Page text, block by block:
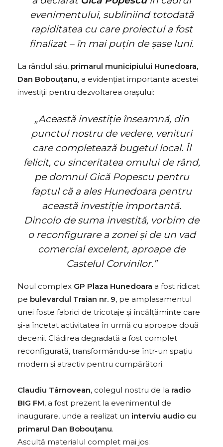
evenimentului, subliniind totodată
rapiditatea cu care proiectul a fost
finalizat – în mai puțin de șase luni.
La rândul său, primarul municipiului Hunedoara,
Dan Bobouțanu, a evidențiat importanța acestei
investiții pentru dezvoltarea orașului:
„Această investiție înseamnă, din
punctul nostru de vedere, venituri
care completează bugetul local. Îl
felicit, cu sinceritatea omului de rând,
pe domnul Gică Popescu pentru
faptul că a ales Hunedoara pentru
această investiție importantă.
Dincolo de suma investită, vorbim de
o reconfigurare a zonei și de un vad
comercial excelent, aproape de
Castelul Corvinilor.”
Noul complex GP Plaza Hunedoara a fost ridicat
pe bulevardul Traian nr. 9, pe amplasamentul
unei foste fabrici de tricotaje și încălțăminte care
și-a încetat activitatea în urmă cu aproape două
decenii. Clădirea degradată a fost complet
reconfigurată, transformându-se într-un spațiu
modern și atractiv pentru cumpărători.
Claudiu Târnovean, colegul nostru de la radio
BIG FM, a fost prezent la evenimentul de
inaugurare, unde a realizat un interviu audio cu
primarul Dan Bobouțanu.
Ascultă materialul complet mai jos: